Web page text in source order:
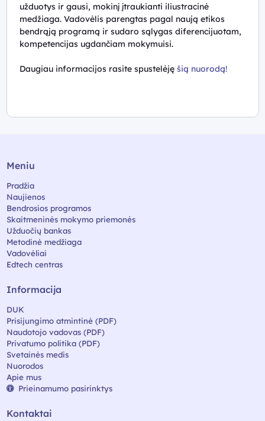
užduotys ir gausi, mokinį įtraukianti iliustracinė
medžiaga. Vadovėlis parengtas pagal naują etikos
bendrąją programą ir sudaro sąlygas diferencijuotam,
kompetencijas ugdančiam mokymuisi.
Daugiau informacijos rasite spustelėję šią nuorodą!
Meniu
Pradžia
Naujienos
Bendrosios programos
Skaitmeninės mokymo priemonės
Užduočių bankas
Metodinė medžiaga
Vadovėliai
Edtech centras
Informacija
DUK
Prisijungimo atmintinė (PDF)
Naudotojo vadovas (PDF)
Privatumo politika (PDF)
Svetainės medis
Nuorodos
Apie mus
Prieinamumo pasirinktys
Kontaktai